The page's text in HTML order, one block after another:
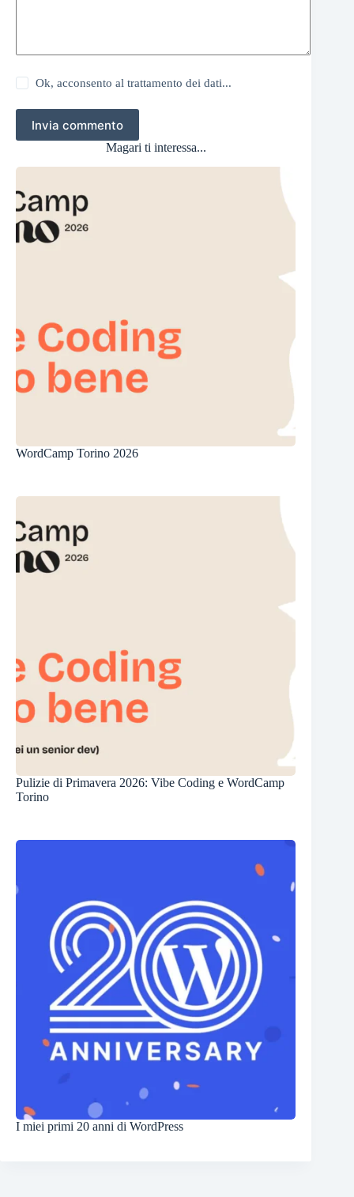
Ok, acconsento al trattamento dei dati...
Invia commento
Magari ti interessa...
WordCamp Torino 2026
Pulizie di Primavera 2026: Vibe Coding e WordCamp
Torino
I miei primi 20 anni di WordPress